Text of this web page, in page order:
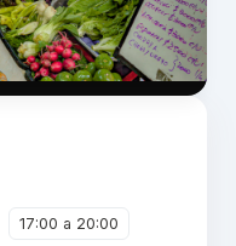
17:00 a 20:00